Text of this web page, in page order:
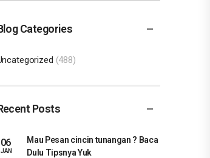
Categories
(488)
Posts
06
JAN
Mau Pesan cincin tunangan ? Baca
Dulu Tipsnya Yuk